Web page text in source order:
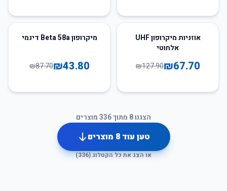
47
אוזניות מיקרופון UHF
אלחוטי
₪67.70
₪127.90
50
מיקרופון Beta 58a דינמי
₪43.80
₪87.70
הצגנו8 מתוך336מוצרים
טען עוד8 מוצרים
או הצג את כל הקטלוג (336
)